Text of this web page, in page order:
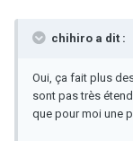
chihiro a dit :
Oui, ça fait plus
sont pas très
que pour moi une